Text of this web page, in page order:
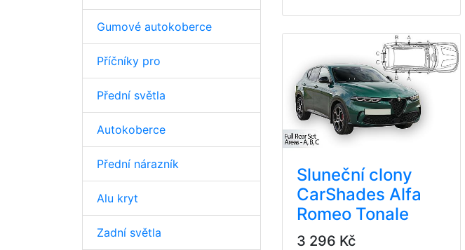
Gumové autokoberce
Příčníky pro
Přední světla
Autokoberce
Přední nárazník
Alu kryt
Zadní světla
Sluneční clony
CarShades Alfa
Romeo Tonale
3 296 Kč